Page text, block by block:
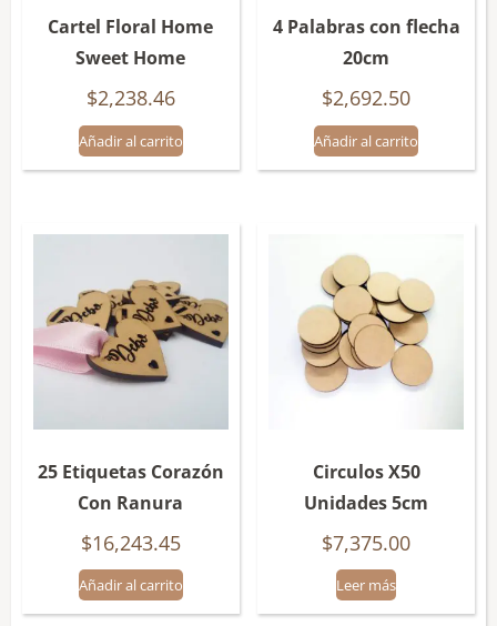
Cartel Floral Home
Sweet Home
$2,238.46
Añadir al carrito
4 Palabras con flecha
20cm
$2,692.50
Añadir al carrito
25 Etiquetas Corazón
Con Ranura
$16,243.45
Añadir al carrito
Circulos X50
Unidades 5cm
$7,375.00
Leer más